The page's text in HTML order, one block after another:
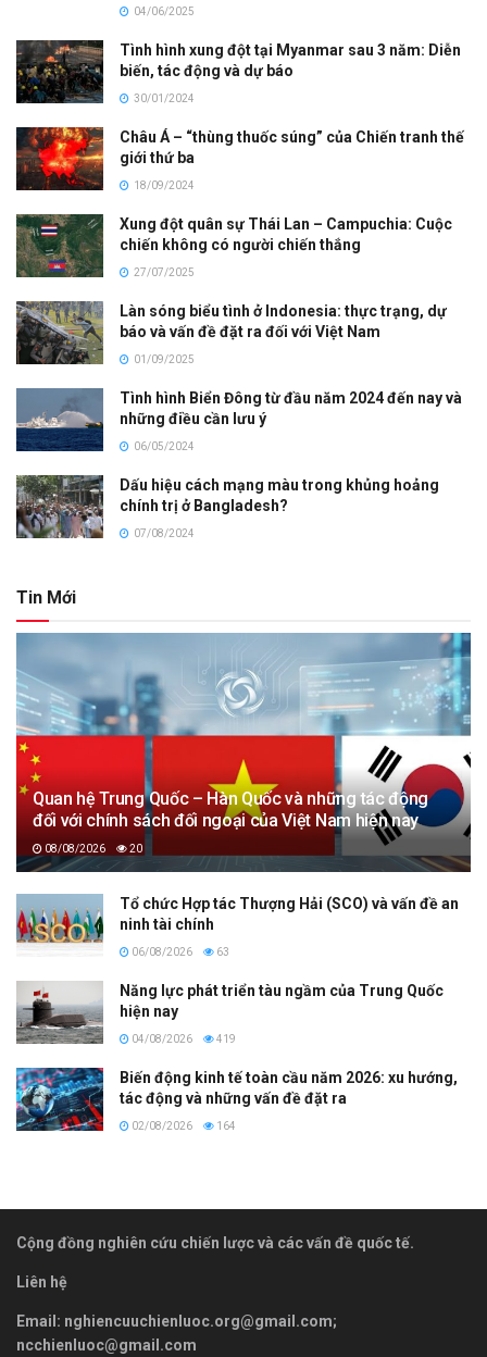
04/06/2025
Tình hình xung đột tại Myanmar sau 3 năm: Diễn
biến, tác động và dự báo
30/01/2024
Châu Á – “thùng thuốc súng” của Chiến tranh thế
giới thứ ba
18/09/2024
Xung đột quân sự Thái Lan – Campuchia: Cuộc
chiến không có người chiến thắng
27/07/2025
Làn sóng biểu tình ở Indonesia: thực trạng, dự
báo và vấn đề đặt ra đối với Việt Nam
01/09/2025
Tình hình Biển Đông từ đầu năm 2024 đến nay và
những điều cần lưu ý
06/05/2024
Dấu hiệu cách mạng màu trong khủng hoảng
chính trị ở Bangladesh?
07/08/2024
Tin Mới
Quan hệ Trung Quốc – Hàn Quốc và những tác động
đối với chính sách đối ngoại của Việt Nam hiện nay
08/08/2026 20
Tổ chức Hợp tác Thượng Hải (SCO) và vấn đề an
ninh tài chính
06/08/2026 63
Năng lực phát triển tàu ngầm của Trung Quốc
hiện nay
04/08/2026 419
Biến động kinh tế toàn cầu năm 2026: xu hướng,
tác động và những vấn đề đặt ra
02/08/2026 164
Cộng đồng nghiên cứu chiến lược và các vấn đề quốc tế.
Liên hệ
Email: nghiencuuchienluoc.org@gmail.com;
ncchienluoc@gmail.com